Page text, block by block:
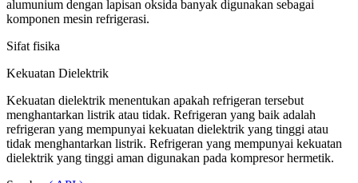
alumunium dengan lapisan oksida banyak digunakan sebagai
komponen mesin refrigerasi.
Sifat fisika
Kekuatan Dielektrik
Kekuatan dielektrik menentukan apakah refrigeran tersebut
menghantarkan listrik atau tidak. Refrigeran yang baik adalah
refrigeran yang mempunyai kekuatan dielektrik yang tinggi atau
tidak menghantarkan listrik. Refrigeran yang mempunyai kekuatan
dielektrik yang tinggi aman digunakan pada kompresor hermetik.